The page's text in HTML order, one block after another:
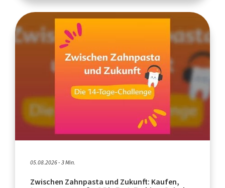
05.08.2026 - 3 Min.
Zwischen Zahnpasta und Zukunft: Kaufen,